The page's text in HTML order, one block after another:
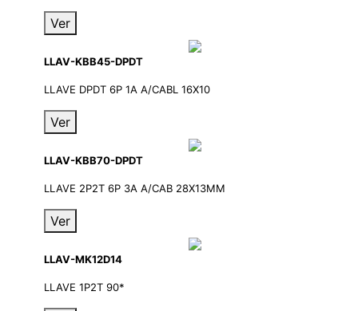
Ver
LLAV-KBB45-DPDT
LLAVE DPDT 6P 1A A/CABL 16X10
Ver
LLAV-KBB70-DPDT
LLAVE 2P2T 6P 3A A/CAB 28X13MM
Ver
LLAV-MK12D14
LLAVE 1P2T 90*